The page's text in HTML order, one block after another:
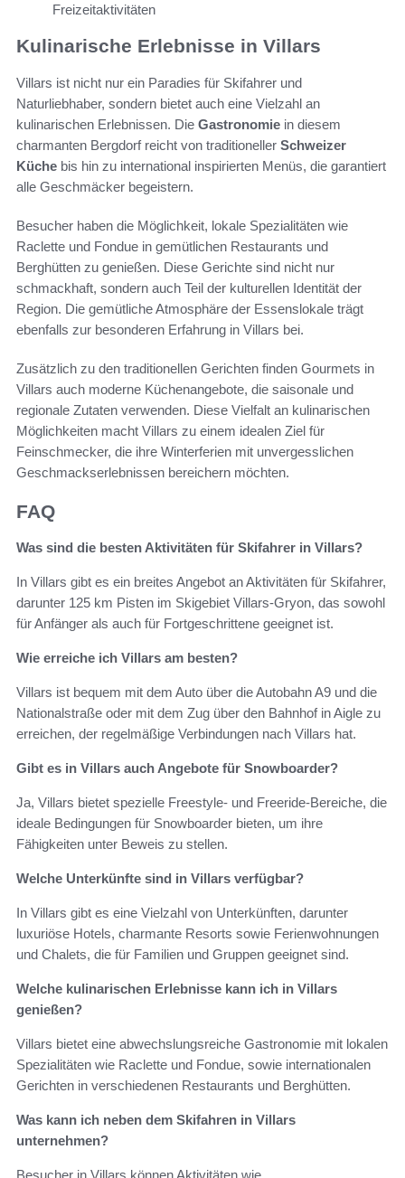
Freizeitaktivitäten
Kulinarische Erlebnisse in Villars
Villars ist nicht nur ein Paradies für Skifahrer und
Naturliebhaber, sondern bietet auch eine Vielzahl an
kulinarischen Erlebnissen. Die Gastronomie in diesem
charmanten Bergdorf reicht von traditioneller Schweizer
Küche bis hin zu international inspirierten Menüs, die garantiert
alle Geschmäcker begeistern.
Besucher haben die Möglichkeit, lokale Spezialitäten wie
Raclette und Fondue in gemütlichen Restaurants und
Berghütten zu genießen. Diese Gerichte sind nicht nur
schmackhaft, sondern auch Teil der kulturellen Identität der
Region. Die gemütliche Atmosphäre der Essenslokale trägt
ebenfalls zur besonderen Erfahrung in Villars bei.
Zusätzlich zu den traditionellen Gerichten finden Gourmets in
Villars auch moderne Küchenangebote, die saisonale und
regionale Zutaten verwenden. Diese Vielfalt an kulinarischen
Möglichkeiten macht Villars zu einem idealen Ziel für
Feinschmecker, die ihre Winterferien mit unvergesslichen
Geschmackserlebnissen bereichern möchten.
FAQ
Was sind die besten Aktivitäten für Skifahrer in Villars?
In Villars gibt es ein breites Angebot an Aktivitäten für Skifahrer,
darunter 125 km Pisten im Skigebiet Villars-Gryon, das sowohl
für Anfänger als auch für Fortgeschrittene geeignet ist.
Wie erreiche ich Villars am besten?
Villars ist bequem mit dem Auto über die Autobahn A9 und die
Nationalstraße oder mit dem Zug über den Bahnhof in Aigle zu
erreichen, der regelmäßige Verbindungen nach Villars hat.
Gibt es in Villars auch Angebote für Snowboarder?
Ja, Villars bietet spezielle Freestyle- und Freeride-Bereiche, die
ideale Bedingungen für Snowboarder bieten, um ihre
Fähigkeiten unter Beweis zu stellen.
Welche Unterkünfte sind in Villars verfügbar?
In Villars gibt es eine Vielzahl von Unterkünften, darunter
luxuriöse Hotels, charmante Resorts sowie Ferienwohnungen
und Chalets, die für Familien und Gruppen geeignet sind.
Welche kulinarischen Erlebnisse kann ich in Villars
genießen?
Villars bietet eine abwechslungsreiche Gastronomie mit lokalen
Spezialitäten wie Raclette und Fondue, sowie internationalen
Gerichten in verschiedenen Restaurants und Berghütten.
Was kann ich neben dem Skifahren in Villars
unternehmen?